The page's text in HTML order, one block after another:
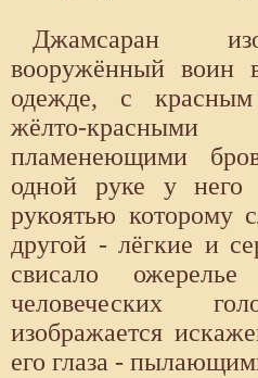
Джамсаран
вооружённый воин
одежде, с
жёлто-
пламенеющими
одной руке у
рукоятью которому
другой - лёгкие и
свисало
человеческих
изображается
его глаза -